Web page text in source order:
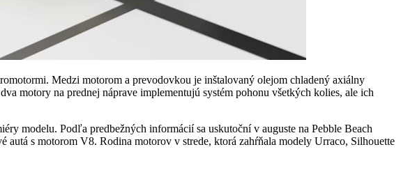
Medzi motorom a prevodovkou je inštalovaný olejom chladený axiálny
motory na prednej náprave implementujú systém pohonu všetkých kolies, ale ich
modelu. Podľa predbežných informácií sa uskutoční v auguste na Pebble Beach
s motorom V8. Rodina motorov v strede, ktorá zahŕňala modely Urraco, Silhouette